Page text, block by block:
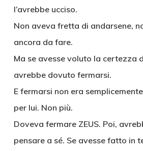
l’avrebbe ucciso.
Non aveva fretta di andarsene,
ancora da fare.
Ma se avesse voluto la certezza
avrebbe dovuto fermarsi.
E fermarsi non era
per lui. Non più.
Doveva fermare ZEUS. Poi,
pensare a sé. Se avesse fatto in